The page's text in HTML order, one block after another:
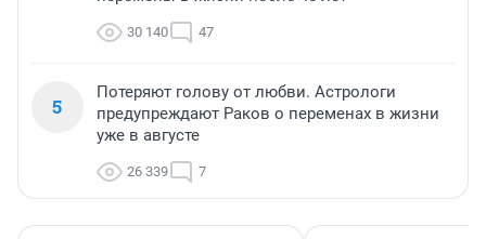
30 140 47
5
Потеряют голову от любви. Астрологи
предупреждают Раков о переменах в жизни
уже в августе
26 339 7